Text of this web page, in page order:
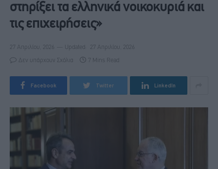
στηρίξει τα ελληνικά νοικοκυριά και
τις επιχειρήσεις»
27 Απριλίου, 2026 Updated: 27 Απριλίου, 2026
Δεν υπάρχουν Σχόλια 7 Mins Read
Facebook Twitter LinkedIn